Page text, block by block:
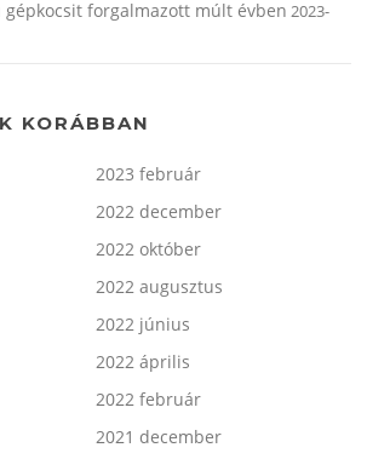
gépkocsit forgalmazott múlt évben 2023-
KORÁBBAN
2023 február
2022 december
2022 október
2022 augusztus
2022 június
2022 április
2022 február
2021 december